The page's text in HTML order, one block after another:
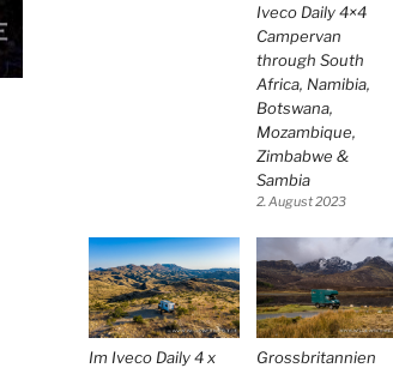
Iveco Daily 4×4
Campervan
through South
Africa, Namibia,
Botswana,
Mozambique,
Zimbabwe &
Sambia
2. August 2023
Im Iveco Daily 4 x
Grossbritannien